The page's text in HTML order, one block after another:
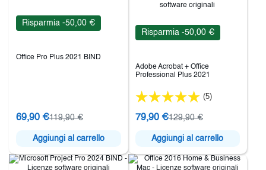
Risparmia -50,00 €
Office Pro Plus 2021 BIND
69,90 €119,90 €
Aggiungi al carrello
Risparmia -50,00 €
Adobe Acrobat + Office
Professional Plus 2021
(5)
79,90 €129,90 €
Aggiungi al carrello